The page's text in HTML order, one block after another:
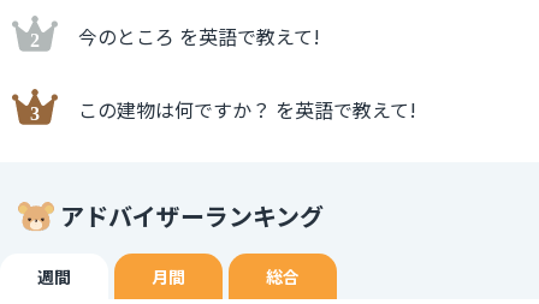
今のところ を英語で教えて!
この建物は何ですか？ を英語で教えて!
アドバイザーランキング
週間 月間 総合